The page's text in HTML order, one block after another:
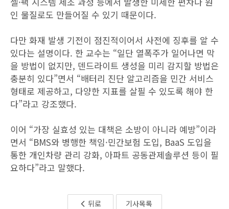
인 물질로도 만들어질 수 있기 때문이다.
다만 화재 발생 기전이 점진적이어서 사전에 징후를 알 수
있다는 설명이다. 한 교수는 “일단 열폭주가 일어나면 막
을 방법이 없지만, 덴드라이트 생성을 미리 감지할 방법은
충분히 있다”면서 “배터리 진단 알고리즘을 민간 서비스
형태로 제공하고, 다양한 지표를 살필 수 있도록 해야 한
다”라고 강조했다.
이어 “가장 실효성 있는 대책은 소방이 아니라 예방”이라
면서 “BMS와 병행한 책임·민간보험 도입, BaaS 도입을
통한 개인차량 관리 강화, 아파트 공동관제솔루션 등이 필
요하다”라고 말했다.
뒤로 기사목록